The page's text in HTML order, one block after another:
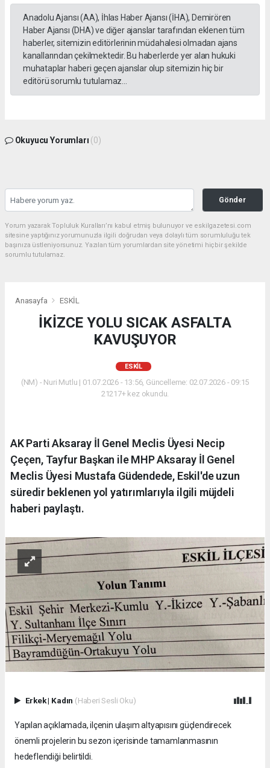
Anadolu Ajansı (AA), İhlas Haber Ajansı (İHA), Demirören
Haber Ajansı (DHA) ve diğer ajanslar tarafından eklenen tüm
haberler, sitemizin editörlerinin müdahalesi olmadan ajans
kanallarından çekilmektedir. Bu haberlerde yer alan hukuki
muhataplar haberi geçen ajanslar olup sitemizin hiç bir
editörü sorumlu tutulamaz...
Okuyucu Yorumları (0)
Gönder
Yorum yazarak Topluluk Kuralları’nı kabul etmiş bulunuyor ve eskilgazetesi.com
sitesine yaptığınız yorumunuzla ilgili doğrudan veya dolaylı tüm sorumluluğu tek
başınıza üstleniyorsunuz. Yazılan tüm yorumlardan site yönetimi hiçbir şekilde
sorumlu tutulamaz.
Anasayfa ESKİL
İKİZCE YOLU SICAK ASFALTA
KAVUŞUYOR
ESKİL
(NM) - Nuri Mutlu | 01.07.2026 - 13:56, Güncelleme: 02.07.2026 - 09:15
21217+ kez okundu.
AK Parti Aksaray İl Genel Meclis Üyesi Necip
Çeçen, Tayfur Başkan ile MHP Aksaray İl Genel
Meclis Üyesi Mustafa Güdendede, Eskil'de uzun
süredir beklenen yol yatırımlarıyla ilgili müjdeli
haberi paylaştı.
Erkek| Kadın (Haberi Sesli Oku)
Yapılan açıklamada, ilçenin ulaşım altyapısını güçlendirecek
önemli projelerin bu sezon içerisinde tamamlanmasının
hedeflendiği belirtildi.